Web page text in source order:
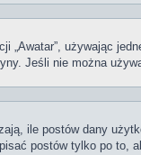
„Awatar”, używając
Jeśli nie można
ile postów dany
postów tylko po